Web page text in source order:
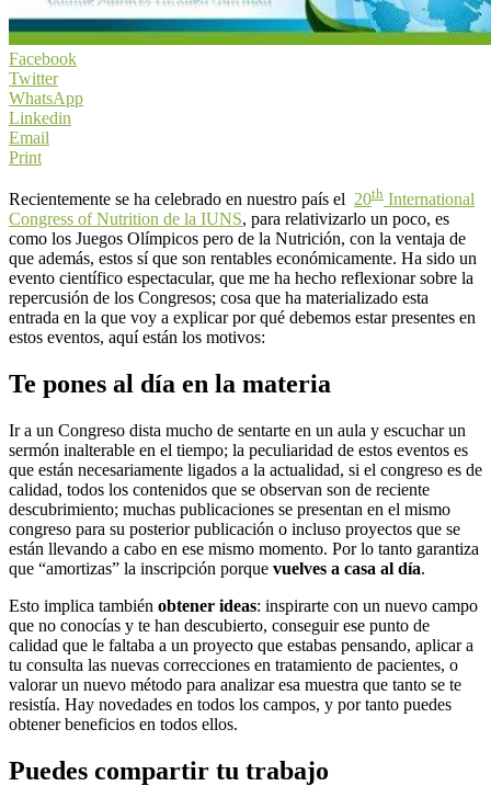
Facebook
Twitter
WhatsApp
Linkedin
Email
Print
Recientemente se ha celebrado en nuestro país el 20th International
Congress of Nutrition de la IUNS, para relativizarlo un poco, es
como los Juegos Olímpicos pero de la Nutrición, con la ventaja de
que además, estos sí que son rentables económicamente. Ha sido un
evento científico espectacular, que me ha hecho reflexionar sobre la
repercusión de los Congresos; cosa que ha materializado esta
entrada en la que voy a explicar por qué debemos estar presentes en
estos eventos, aquí están los motivos:
Te pones al día en la materia
Ir a un Congreso dista mucho de sentarte en un aula y escuchar un
sermón inalterable en el tiempo; la peculiaridad de estos eventos es
que están necesariamente ligados a la actualidad, si el congreso es de
calidad, todos los contenidos que se observan son de reciente
descubrimiento; muchas publicaciones se presentan en el mismo
congreso para su posterior publicación o incluso proyectos que se
están llevando a cabo en ese mismo momento. Por lo tanto garantiza
que “amortizas” la inscripción porque vuelves a casa al día.
Esto implica también obtener ideas: inspirarte con un nuevo campo
que no conocías y te han descubierto, conseguir ese punto de
calidad que le faltaba a un proyecto que estabas pensando, aplicar a
tu consulta las nuevas correcciones en tratamiento de pacientes, o
valorar un nuevo método para analizar esa muestra que tanto se te
resistía. Hay novedades en todos los campos, y por tanto puedes
obtener beneficios en todos ellos.
Puedes compartir tu trabajo